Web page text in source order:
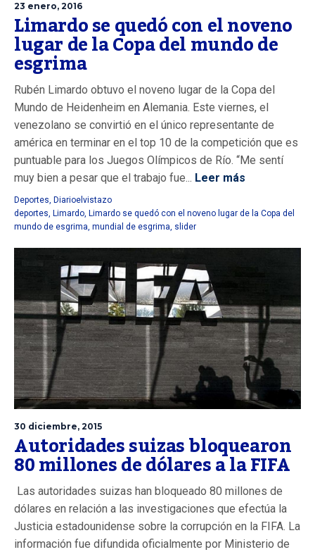
23 enero, 2016
Limardo se quedó con el noveno
lugar de la Copa del mundo de
esgrima
Rubén Limardo obtuvo el noveno lugar de la Copa del
Mundo de Heidenheim en Alemania. Este viernes, el
venezolano se convirtió en el único representante de
américa en terminar en el top 10 de la competición que es
puntuable para los Juegos Olímpicos de Río. “Me sentí
muy bien a pesar que el trabajo fue... Leer más
Deportes, Diarioelvistazo
deportes, Limardo, Limardo se quedó con el noveno lugar de la Copa del
mundo de esgrima, mundial de esgrima, slider
30 diciembre, 2015
Autoridades suizas bloquearon
80 millones de dólares a la FIFA
Las autoridades suizas han bloqueado 80 millones de
dólares en relación a las investigaciones que efectúa la
Justicia estadounidense sobre la corrupción en la FIFA. La
información fue difundida oficialmente por Ministerio de